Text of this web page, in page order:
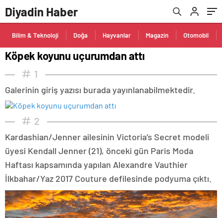
Diyadin Haber
Bilim & Teknoloji Doğa Hayvanlar Magazin Otomobil
Köpek koyunu uçurumdan attı
1
Galerinin giriş yazısı burada yayınlanabilmektedir.
2
Kardashian/Jenner ailesinin Victoria’s Secret modeli
üyesi Kendall Jenner (21), önceki gün Paris Moda
Haftası kapsamında yapılan Alexandre Vauthier
İlkbahar/Yaz 2017 Couture defilesinde podyuma çıktı.